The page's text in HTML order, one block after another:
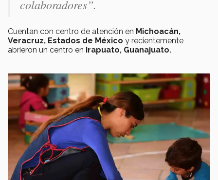
colaboradores”.
Cuentan con centro de atención en Michoacán,
Veracruz, Estados de México y recientemente
abrieron un centro en Irapuato, Guanajuato.